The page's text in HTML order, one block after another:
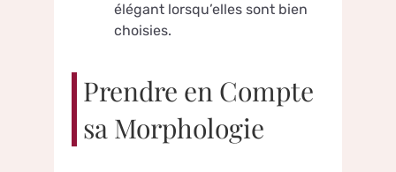
élégant lorsqu’elles sont bien
choisies.
Prendre en Compte
sa Morphologie